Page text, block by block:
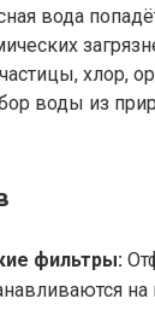
вода
хлор,
воды из
фильтры: